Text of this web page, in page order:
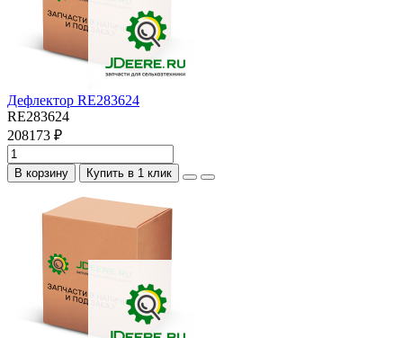
Дефлектор RE283624
RE283624
208173 ₽
В корзину Купить в 1 клик